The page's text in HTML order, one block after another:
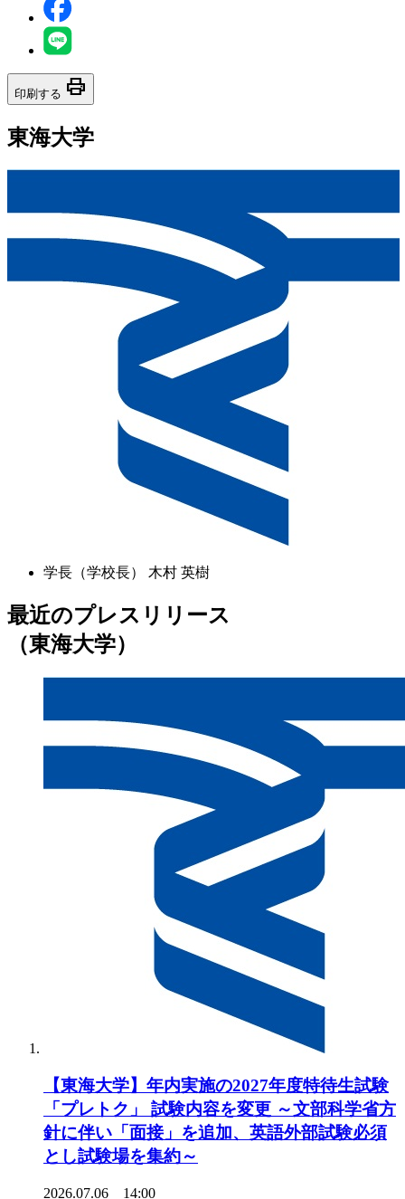
印刷する print
東海大学
学長（学校長） 木村 英樹
最近のプレスリリース
（東海大学）
【東海大学】年内実施の2027年度特待生試験
「プレトク」 試験内容を変更 ～文部科学省方
針に伴い「面接」を追加、英語外部試験必須
とし試験場を集約～
2026.07.06 14:00